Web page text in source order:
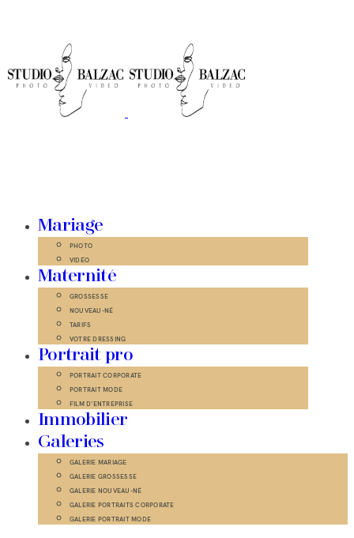
Mariage
PHOTO
VIDÉO
Maternité
GROSSESSE
NOUVEAU-NÉ
TARIFS
VOTRE DRESSING
Portrait pro
PORTRAIT CORPORATE
PORTRAIT MODE
FILM D’ENTREPRISE
Immobilier
Galeries
GALERIE MARIAGE
GALERIE GROSSESSE
GALERIE NOUVEAU-NÉ
GALERIE PORTRAITS CORPORATE
GALERIE PORTRAIT MODE